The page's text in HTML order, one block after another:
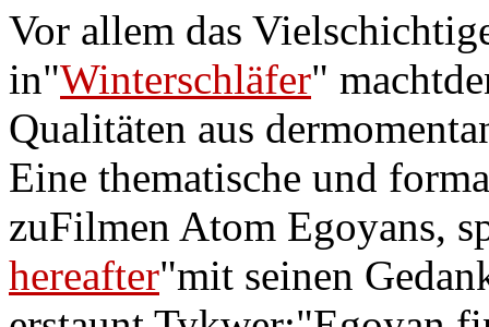
Vor allem das
in"Winterschläfer"
Qualitäten aus
Eine thematische und
zuFilmen Atom Egoyans,
hereafter"mit seinen